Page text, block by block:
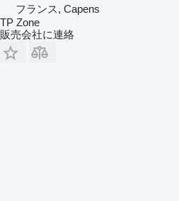
フランス, Capens
TP Zone
販売会社に連絡